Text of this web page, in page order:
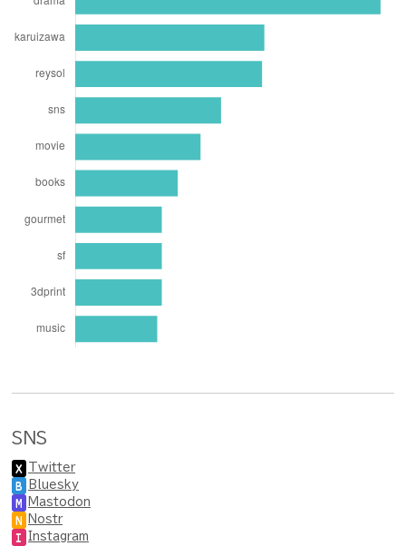
SNS
X Twitter
B Bluesky
M Mastodon
N Nostr
I Instagram